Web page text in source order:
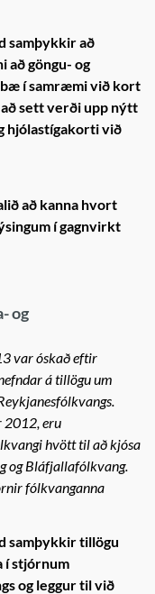
samþykkir að
göngu- og
í samræmi við kort
sett verði upp nýtt
hjólastígakorti við
að kanna hvort
í gagnvirkt
og
var óskað eftir
á tillögu um
2012, eru
hvött til að kjósa
og Bláfjallafólkvang.
fólkvanganna
samþykkir tillögu
í stjórnum
og leggur til við